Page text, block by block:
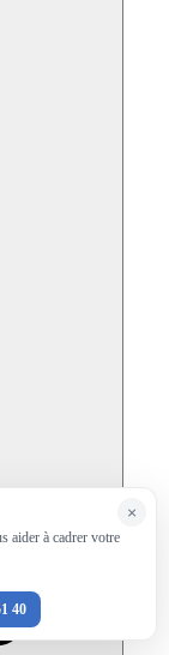
×
aider à cadrer votre
40